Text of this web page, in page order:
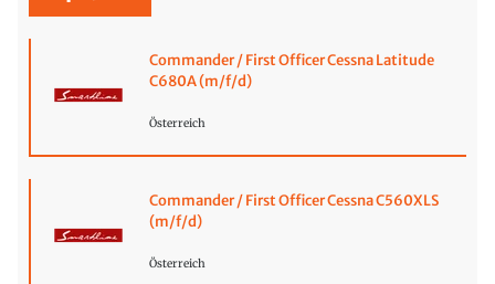
Commander / First Officer Cessna Latitude
C680A (m/f/d)
Österreich
Commander / First Officer Cessna C560XLS
(m/f/d)
Österreich